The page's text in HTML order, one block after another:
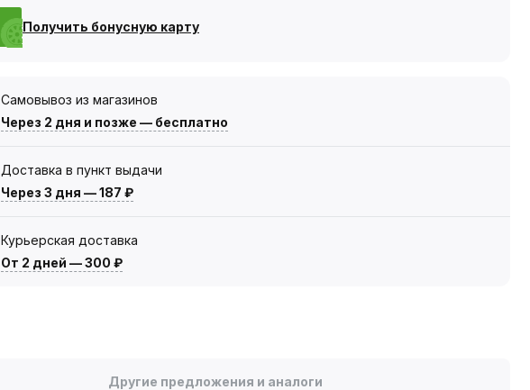
Получить бонусную карту
Самовывоз из магазинов
Через 2 дня и позже — бесплатно
Доставка в пункт выдачи
Через 3 дня —187 ₽
Курьерская доставка
От 2 дней —300 ₽
Другие предложения и аналоги